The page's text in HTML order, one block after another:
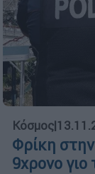
Κόσμος|
Φρίκη
9χρονο γιο